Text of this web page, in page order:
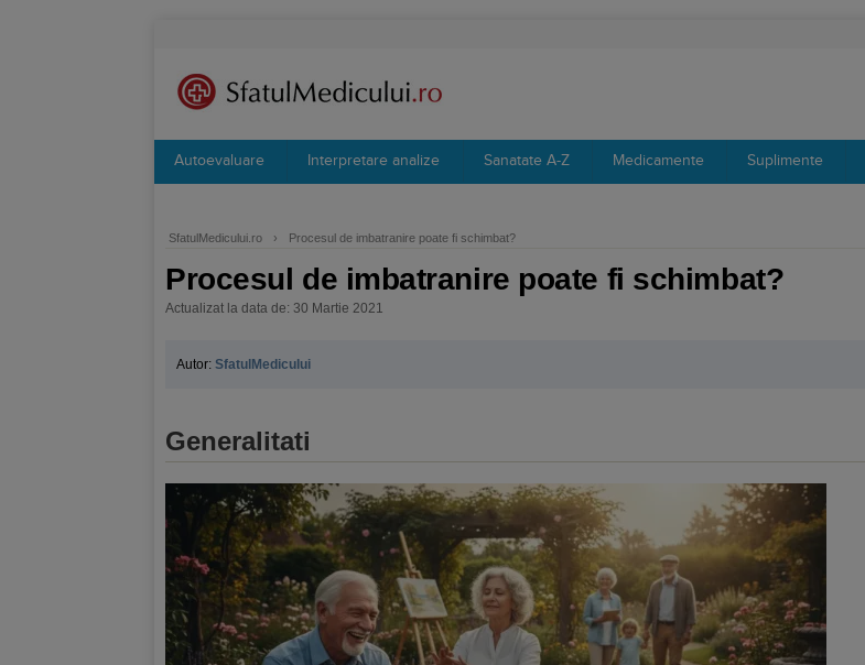
Autoevaluare Interpretare analize Sanatate A-Z Medicamente Suplimente
SfatulMedicului.ro › Procesul de imbatranire poate fi schimbat?
Procesul de imbatranire poate fi schimbat?
Actualizat la data de: 30 Martie 2021
Autor: SfatulMedicului
Generalitati